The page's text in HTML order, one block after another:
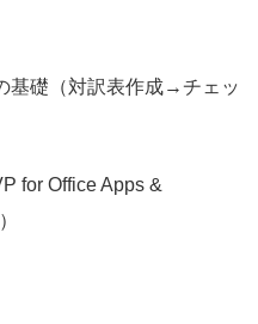
基礎（対訳表作成→チェッ
for Office Apps &